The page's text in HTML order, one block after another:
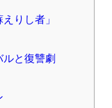
りし者」
と復讐劇